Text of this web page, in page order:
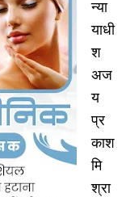
न्या
याधी
श
अज
य
प्र
काश
मि
श्रा